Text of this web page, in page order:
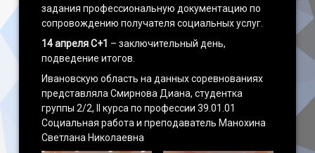
задания профессиональную документацию по
сопровождению получателя социальных услуг.
14 апреля С+1 – заключительный день,
подведение итогов.
Ивановскую область на данных соревнованиях
представляла Смирнова Диана, студентка
группы 2/2, II курса по профессии 39.01.01
Социальная работа и преподаватель Манохина
Светлана Николаевна